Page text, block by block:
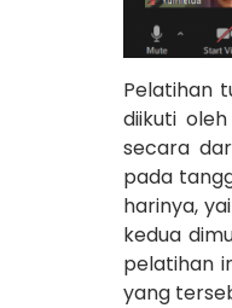
Pelatihan
diikuti
secara
pada
harinya,
kedua
pelatihan
yang